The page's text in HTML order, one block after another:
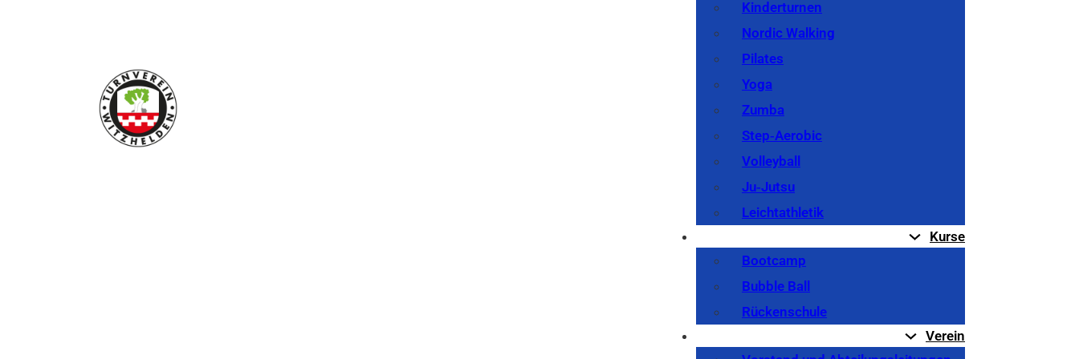
Kinderturnen
Nordic Walking
Pilates
Yoga
Zumba
Step‐Aerobic
Volleyball
Ju‐Jutsu
Leichtathletik
Kurse
Bootcamp
Bubble Ball
Rückenschule
Verein